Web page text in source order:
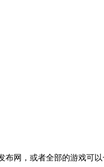
网，或者全部的游戏可以